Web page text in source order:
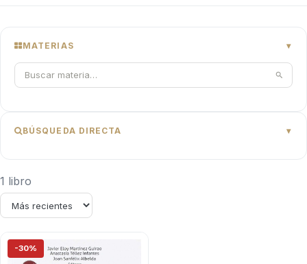
MATERIAS
BÚSQUEDA DIRECTA
1 libro
-30%